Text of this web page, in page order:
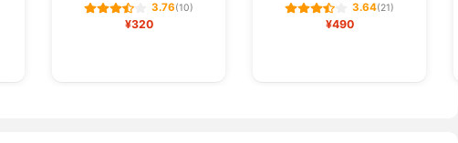
3.76(10)
¥320
3.64(21)
¥490